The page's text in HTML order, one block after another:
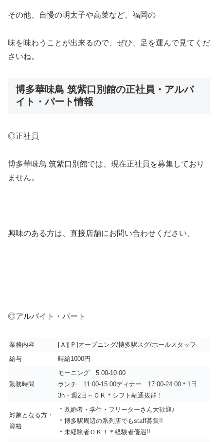
その他、自慢の明太子や高菜など、福岡の
味を味わうことが出来るので、ぜひ、足を運んで見てくだ
さいね。
博多華味鳥 筑紫口別館の正社員・アルバ
イト・パート情報
◎正社員
博多華味鳥 筑紫口別館では、現在正社員を募集しており
ません。
興味のある方は、直接店舗にお問い合わせください。
◎アルバイト・パート
業務内容
[Ａ][Ｐ]オープニング/博多駅スグ/ホールスタッフ
給与
時給1000円
勤務時間
モーニング 5:00-10:00
ランチ 11:00-15:00ディナー 17:00-24:00＊1日
3h・週2日～ＯＫ＊シフト融通抜群！
対象となる方・
資格
＊既婚者・学生・フリーターさん大歓迎♪
＊博多駅周辺の系列店でもstaff募集!!
＊未経験者ＯＫ！＊経験者優遇!!